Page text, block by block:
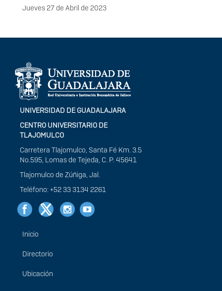
Fecha
Jueves 27 de Abril de 2023
Información del
portal
UNIVERSIDAD DE GUADALAJARA
CENTRO UNIVERSITARIO DE
TLAJOMULCO
Carretera Tlajomulco, Santa Fé Km. 3.5
No.595, Lomas de Tejeda, C. P. 45641
Tlajomulco de Zúñiga, Jal.
Teléfono: +52 33 3134 2261
Menú
principal
Inicio
Directorio
Ubicación